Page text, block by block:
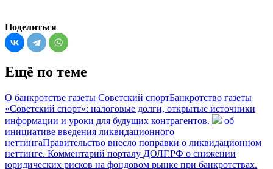
Поделиться
Ещё по теме
О банкротстве газеты Советский спортБанкротство газеты
«Советский спорт»: налоговые долги, открытые источники
информации и уроки для будущих контрагентов.
об
инициативе введения ликвидационного
неттингаПравительство внесло поправки о ликвидационном
неттинге. Комментарий порталу ДОЛГ.РФ о снижении
юридических рисков на фондовом рынке при банкротствах.